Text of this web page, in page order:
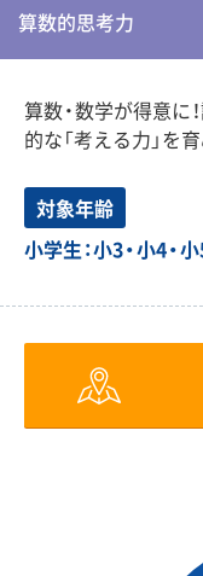
算数的思考力
算数・数学が得意に
的な「考える力」を
対象年齢
小学生：小3・小4・